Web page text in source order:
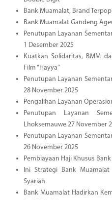
Bank Muamalat, Brand
Bank Muamalat Gandeng
Penutupan Layanan
1 Desember 2025
Kuatkan Solidaritas, BMM
Film “Hayya”
Penutupan Layanan
28 November 2025
Pengalihan Layanan
Penutupan Layanan
Lhoksemauwe 27 November
Penutupan Layanan
26 November 2025
Pembiayaan Haji Khusus
Ini Strategi Bank Muamalat
Syariah
Bank Muamalat Hadirkan